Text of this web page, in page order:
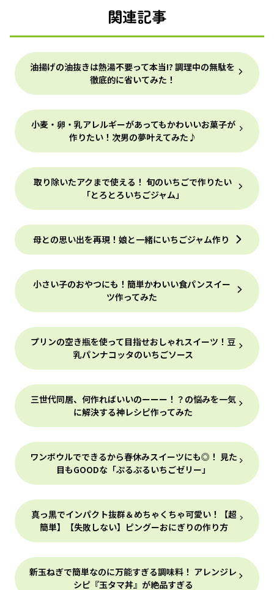
関連記事
油揚げの油抜きは熱湯不要って本当!? 調理中の無駄を
徹底的に省いてみた！
小麦・卵・乳アレルギーがあってもかわいいお菓子が
作りたい！次男の夢叶えてみた♪
取り除いたアクまで使える！ 旬のいちごで作りたい
「とろとろいちごジャム」
母との思い出を再現！娘と一緒にいちごジャム作り
小さい子のおやつにも！簡単かわいい食パンスイー
ツ作ってみた
プリンの空き瓶を使って目指せおしゃれスイーツ！豆
乳パンナコッタのいちごソース
三世代同居、何作ればいいのーーー！？の悩みを一気
に解決する神レシピ作ってみた
ワンボウルでできるから春休みスイーツにも◎！ 見た
目もGOODな「ぷるぷるいちごゼリー」
真っ黒でインパクト抜群＆めちゃくちゃ可愛い！【超
簡単】【失敗しない】ピングーおにぎりの作り方
新玉ねぎで簡単なのに万能すぎる調味料！ アレンジレ
シピ『玉タマ丼』が絶品すぎる